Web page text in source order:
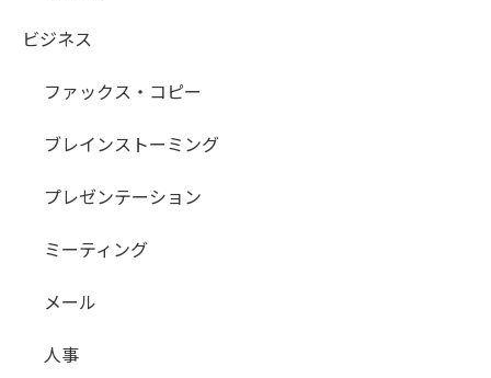
ビジネス
ファックス・コピー
ブレインストーミング
プレゼンテーション
ミーティング
メール
人事